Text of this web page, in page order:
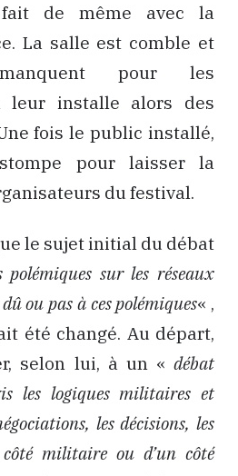
de même avec la
La salle est comble et
pour les
leur installe alors des
fois le public installé,
pour laisser la
du festival.
le sujet initial du débat
polémiques sur les réseaux
dû ou pas à ces polémiques« ,
été changé. Au départ,
selon lui, à un « débat
les logiques militaires et
les décisions, les
militaire ou d’un côté